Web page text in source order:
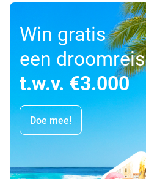
Win gratis
een droomreis
t.w.v. €3.000
Doe mee!